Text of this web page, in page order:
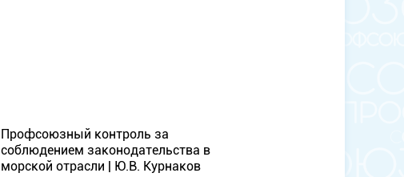
Профсоюзный контроль за
соблюдением законодательства в
морской отрасли | Ю.В. Курнаков